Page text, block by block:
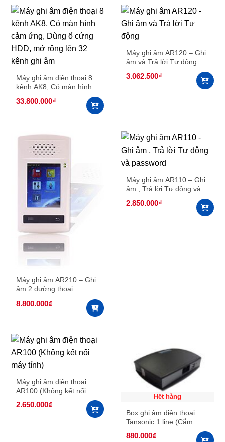
Máy ghi âm điện thoại 8
kênh AK8, Có màn hình
HDD, mở rộng lên 32
33.800.000₫
Máy ghi âm AR120 – Ghi
âm và Trả lời Tự động
3.062.500₫
Máy ghi âm AR210 – Ghi
âm 2 đường thoại
8.800.000₫
Máy ghi âm AR110 – Ghi
âm , Trả lời Tự động và
2.850.000₫
Máy ghi âm điện thoại
AR100 (Không kết nối
2.650.000₫
Hết hàng
Box ghi âm điện thoại
Tansonic 1 line (Cắm
cổng USB) TX2006U1A
880.000₫